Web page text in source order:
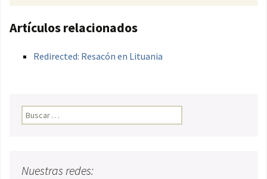
Artículos relacionados
Redirected: Resacón en Lituania
Buscar:
Nuestras redes: